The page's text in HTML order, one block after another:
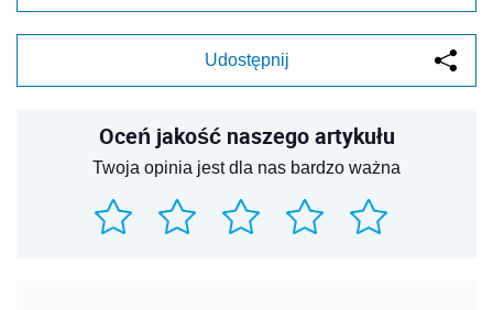
Udostępnij
Oceń jakość naszego artykułu
Twoja opinia jest dla nas bardzo ważna